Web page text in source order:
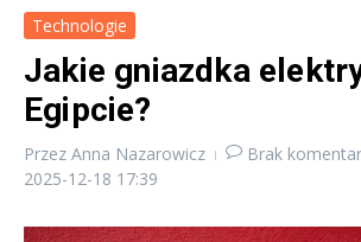
Technologie
Jakie gniazdka
Egipcie?
Przez Anna Nazarowicz
Brak
2025-12-18 17:39